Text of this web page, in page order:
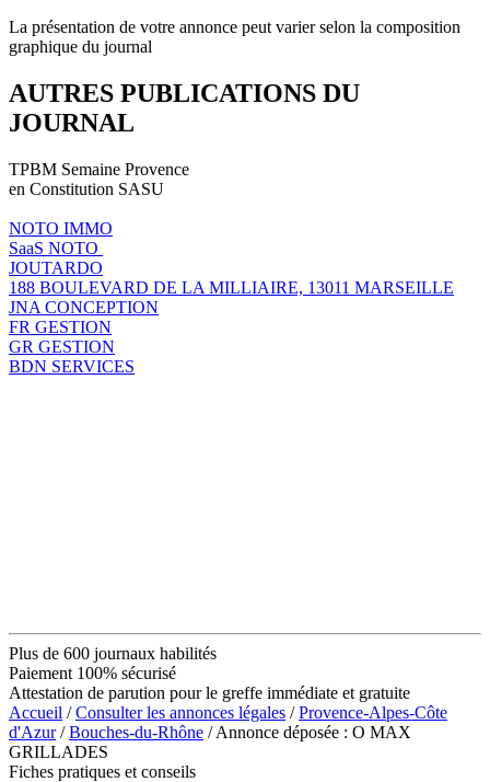
La présentation de votre annonce peut varier selon la composition
graphique du journal
AUTRES PUBLICATIONS DU
JOURNAL
TPBM Semaine Provence
en Constitution SASU
NOTO IMMO
SaaS NOTO
JOUTARDO
188 BOULEVARD DE LA MILLIAIRE, 13011 MARSEILLE
JNA CONCEPTION
FR GESTION
GR GESTION
BDN SERVICES
Plus de 600 journaux habilités
Paiement 100% sécurisé
Attestation de parution pour le greffe immédiate et gratuite
Accueil /Consulter les annonces légales /Provence-Alpes-Côte
d'Azur/Bouches-du-Rhône / Annonce déposée : O MAX
GRILLADES
Fiches pratiques et conseils